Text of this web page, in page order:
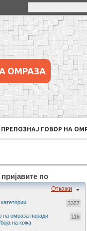
ОМРАЗА
ПРЕПОЗНАЈ ГОВОР НА
по
Откажи
3357
на омраза поради
на кожа
116